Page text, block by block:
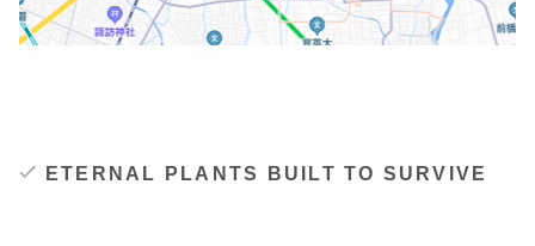
ETERNAL PLANTS BUILT TO SURVIVE